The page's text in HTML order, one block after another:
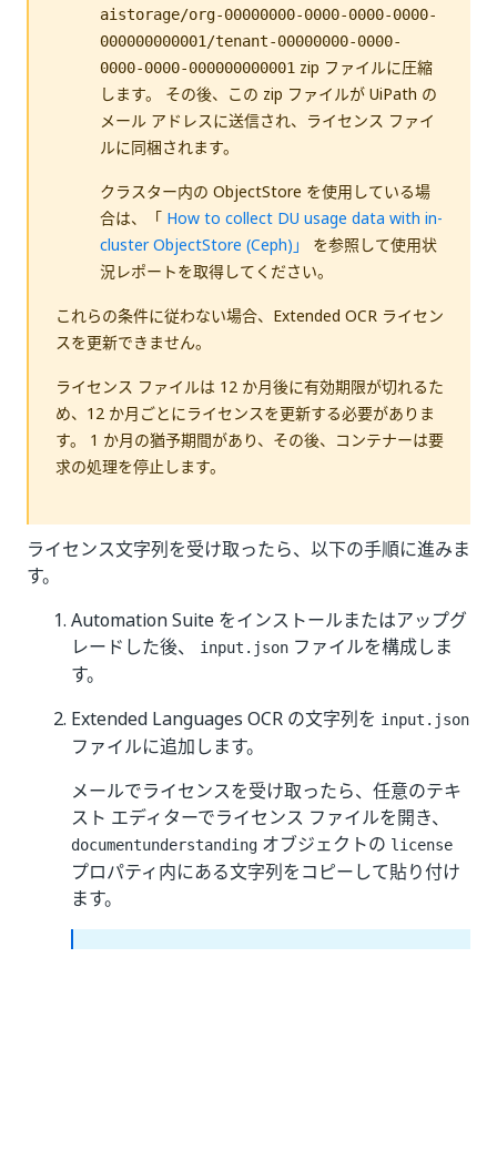
aistorage/org-00000000-0000-0000-0000-
000000000001/tenant-00000000-0000-
0000-0000-000000000001 zip ファイルに圧縮
します。 その後、この zip ファイルが UiPath の
メール アドレスに送信され、ライセンス ファイ
ルに同梱されます。
クラスター内の ObjectStore を使用している場
合は、「 How to collect DU usage data with in-
cluster ObjectStore (Ceph)」
を参照して使用状
況レポートを取得してください。
これらの条件に従わない場合、Extended OCR ライセン
スを更新できません。
ライセンス ファイルは 12 か月後に有効期限が切れるた
め、12 か月ごとにライセンスを更新する必要がありま
す。 1 か月の猶予期間があり、その後、コンテナーは要
求の処理を停止します。
ライセンス文字列を受け取ったら、以下の手順に進みま
す。
Automation Suite をインストールまたはアップグ
レードした後、
input.json ファイルを構成しま
す。
Extended Languages OCR の文字列を input.json
ファイルに追加します。
メールでライセンスを受け取ったら、任意のテキ
スト エディターでライセンス ファイルを開き、
documentunderstanding オブジェクトの license
プロパティ内にある文字列をコピーして貼り付け
ます。